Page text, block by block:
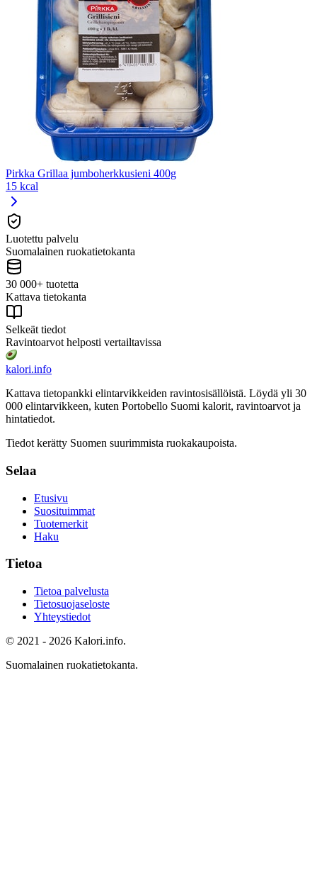
Pirkka Grillaa jumboherkkusieni 400g
15 kcal
Luotettu palvelu
Suomalainen ruokatietokanta
30 000+ tuotetta
Kattava tietokanta
Selkeät tiedot
Ravintoarvot helposti vertailtavissa
kalori.info
Kattava tietopankki elintarvikkeiden ravintosisällöistä. Löydä yli 30
000 elintarvikkeen, kuten Portobello Suomi kalorit, ravintoarvot ja
hintatiedot.
Tiedot kerätty Suomen suurimmista ruokakaupoista.
Selaa
Etusivu
Suosituimmat
Tuotemerkit
Haku
Tietoa
Tietoa palvelusta
Tietosuojaseloste
Yhteystiedot
© 2021 - 2026 Kalori.info.
Suomalainen ruokatietokanta.